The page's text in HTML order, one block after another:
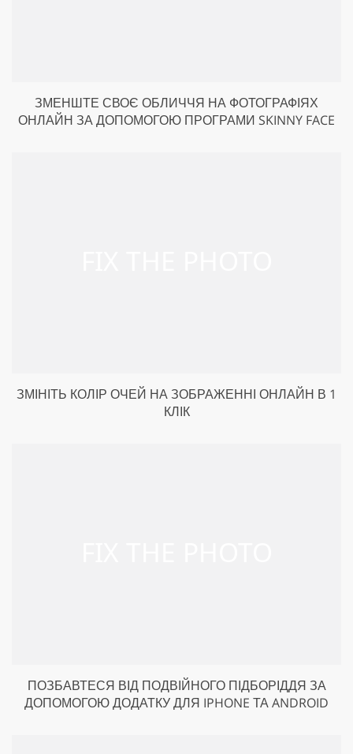
ЗМЕНШТЕ СВОЄ ОБЛИЧЧЯ НА ФОТОГРАФІЯХ
ОНЛАЙН ЗА ДОПОМОГОЮ ПРОГРАМИ SKINNY FACE
ЗМІНІТЬ КОЛІР ОЧЕЙ НА ЗОБРАЖЕННІ ОНЛАЙН В 1
КЛІК
ПОЗБАВТЕСЯ ВІД ПОДВІЙНОГО ПІДБОРІДДЯ ЗА
ДОПОМОГОЮ ДОДАТКУ ДЛЯ IPHONE ТА ANDROID